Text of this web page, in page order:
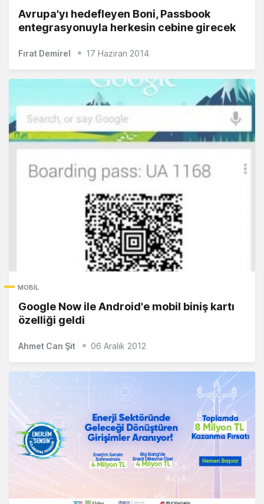
Avrupa'yı hedefleyen Boni, Passbook
entegrasyonuyla herkesin cebine girecek
Fırat Demirel 17 Haziran 2014
MOBIL
Google Now ile Android'e mobil biniş kartı
özelliği geldi
Ahmet Can Şit 06 Aralık 2012